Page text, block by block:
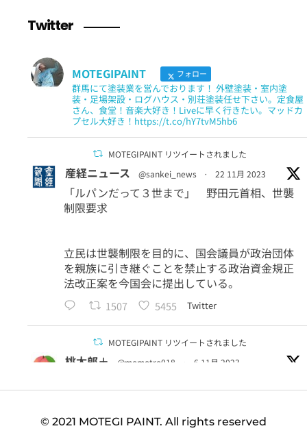
Twitter
MOTEGIPAINT フォロー
群馬にて塗装業を営んでおります！ 外壁塗装・室内塗
装・足場架設・ログハウス・別荘塗装任せ下さい。定食屋
さん、食堂！音楽大好き！Liveに早く行きたい。マッドカ
プセル大好き！https://t.co/hY7tvM5hb6
MOTEGIPAINT リツイートされました
産経ニュース @sankei_news · 22 11月 2023
「ルパンだって３世まで」 野田元首相、世襲
制限要求
立民は世襲制限を目的に、国会議員が政治団体
を親族に引き継ぐことを禁止する政治資金規正
法改正案を今国会に提出している。
1507 5455 Twitter
MOTEGIPAINT リツイートされました
桃太郎＋ @momotro018 6 11月 2023
「9億円」を突破
べてみたら、クラファン会社の代表取締役が
© 2021 MOTEGI PAINT. All rights reserved